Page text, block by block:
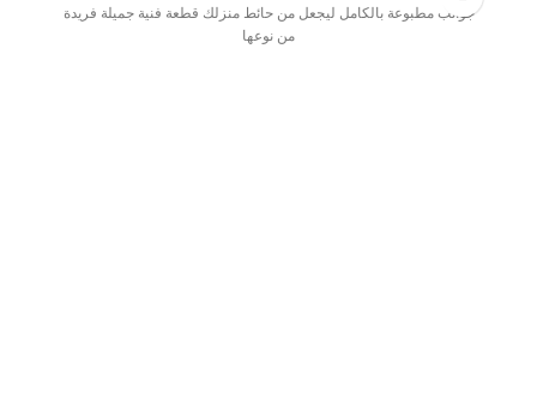
جوانب مطبوعة بالكامل ليجعل من حائط منزلك قطعة فنية جميلة فريدة
من نوعها